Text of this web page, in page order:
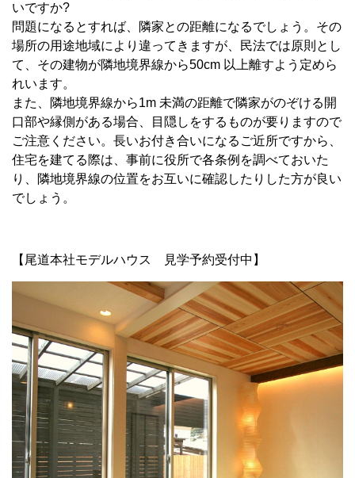
いですか?
問題になるとすれば、隣家との距離になるでしょう。その
場所の用途地域により違ってきますが、民法では原則とし
て、その建物が隣地境界線から50cm 以上離すよう定めら
れいます。
また、隣地境界線から1m 未満の距離で隣家がのぞける開
口部や縁側がある場合、目隠しをするものが要りますので
ご注意ください。長いお付き合いになるご近所ですから、
住宅を建てる際は、事前に役所で各条例を調べておいた
り、隣地境界線の位置をお互いに確認したりした方が良い
でしょう。
【尾道本社モデルハウス 見学予約受付中】